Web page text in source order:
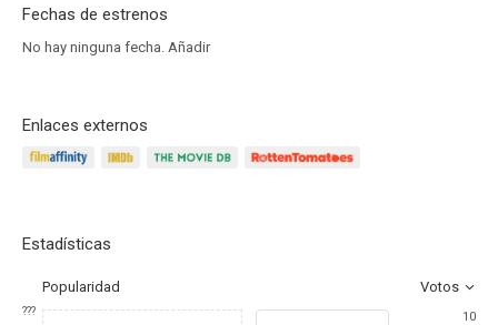
Fechas de estrenos
No hay ninguna fecha. Añadir
Enlaces externos
Estadísticas
Popularidad Votos
???
10